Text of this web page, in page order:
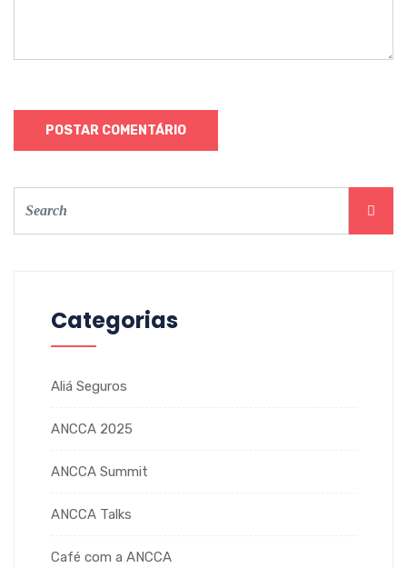
Categorias
Aliá Seguros
ANCCA 2025
ANCCA Summit
ANCCA Talks
Café com a ANCCA